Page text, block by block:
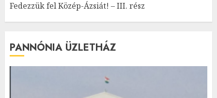
Fedezzük fel Közép-Ázsiát! – III. rész
PANNÓNIA ÜZLETHÁZ